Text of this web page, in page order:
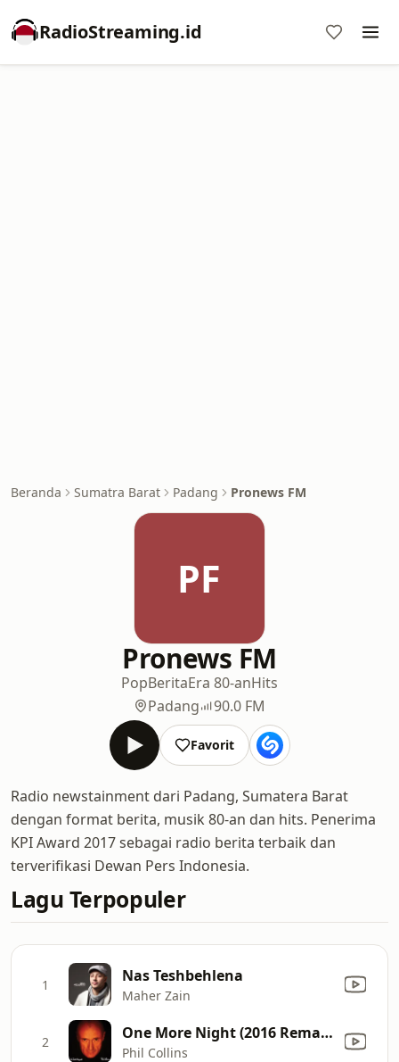
RadioStreaming.id
Beranda Sumatra Barat Padang Pronews FM
PF
Pronews FM
PopBeritaEra 80-anHits
Padang
90.0 FM
Favorit
Radio newstainment dari Padang, Sumatera Barat
dengan format berita, musik 80-an dan hits. Penerima
KPI Award 2017 sebagai radio berita terbaik dan
terverifikasi Dewan Pers Indonesia.
Lagu Terpopuler
1 Nas Teshbehlena
Maher Zain
2 One More Night (2016 Remastered)
Phil Collins